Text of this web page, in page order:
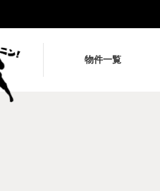
物件一覧